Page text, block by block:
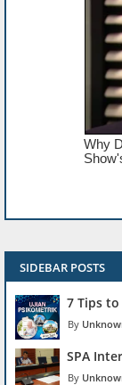
SIDEBAR POSTS
7 Tips to
SPA